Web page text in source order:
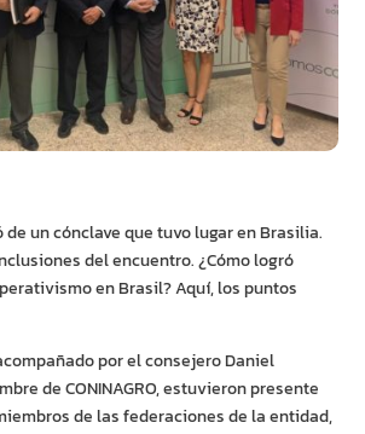
un cónclave que tuvo lugar en Brasilia.
del encuentro. ¿Cómo logró
en Brasil? Aquí, los puntos
por el consejero Daniel
de CONINAGRO, estuvieron presente
de las federaciones de la entidad,